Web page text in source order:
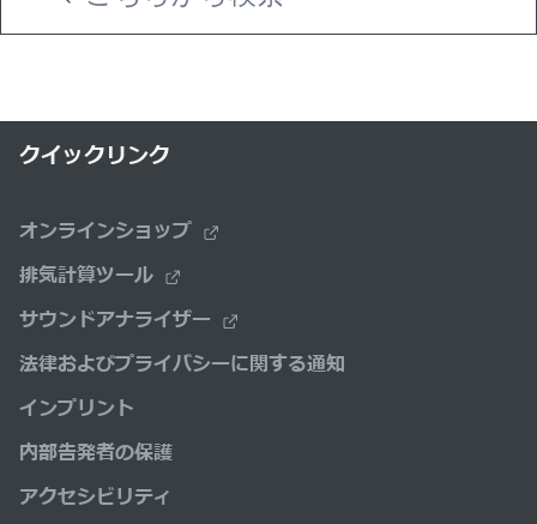
クイックリンク
オンラインショップ
排気計算ツール
サウンドアナライザー
法律およびプライバシーに関する通知
インプリント
内部告発者の保護
アクセシビリティ